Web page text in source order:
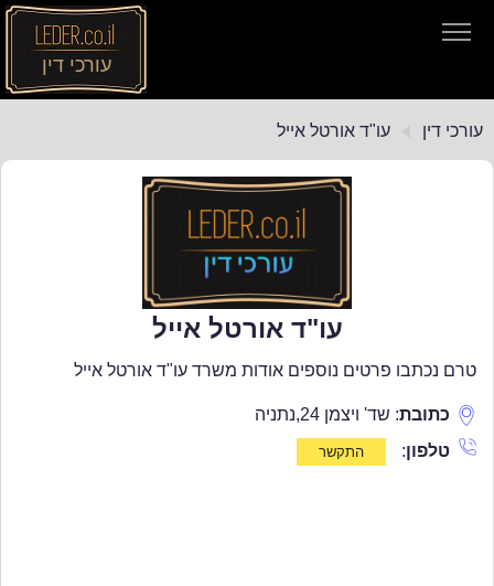
עורכי דין
עורכי דין
עורכי דין עו"ד אורטל אייל
עו"ד אורטל אייל
טרם נכתבו פרטים נוספים אודות משרד עו"ד אורטל אייל
כתובת: שד' ויצמן 24 ,נתניה
טלפון: